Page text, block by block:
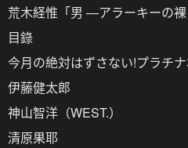
荒木経惟「男 ―アラーキーの
目錄
今月の絶対はずさない!プラチ
伊藤健太郎
神山智洋（WEST.）
清原果耶